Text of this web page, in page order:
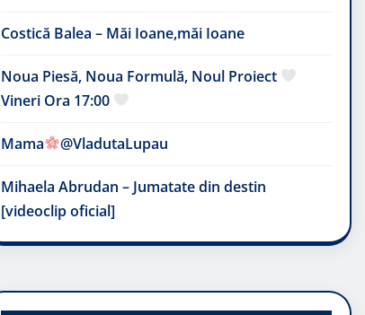
Costică Balea – Măi Ioane,măi Ioane
Noua Piesă, Noua Formulă, Noul Proiect
Vineri Ora 17:00
Mama @VladutaLupau
Mihaela Abrudan – Jumatate din destin
[videoclip oficial]